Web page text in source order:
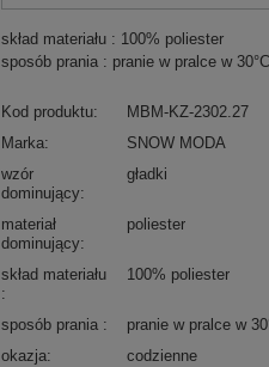
skład materiału : 100% poliester
sposób prania : pranie w pralce w 30°C
Kod produktu
MBM-KZ-2302.27
Marka
SNOW MODA
wzór
dominujący
gładki
materiał
dominujący
poliester
skład materiału 100% poliester
sposób prania
pranie w pralce w
okazja
codzienne